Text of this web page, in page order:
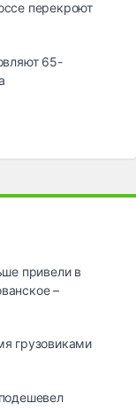
перекроют
65-
привели в
–
грузовиками